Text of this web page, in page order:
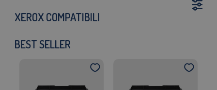
XEROX COMPATIBILI
BEST SELLER